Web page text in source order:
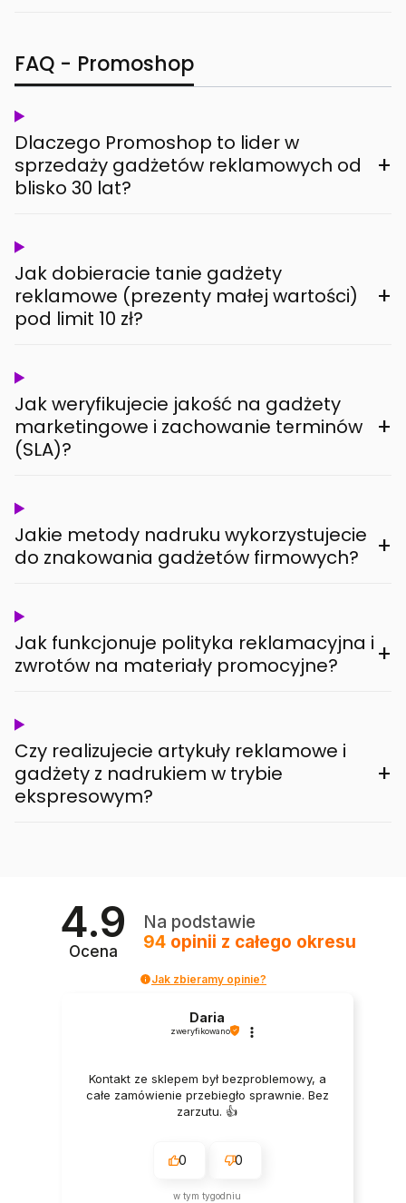
FAQ - Promoshop
Dlaczego Promoshop to lider w
sprzedaży gadżetów reklamowych od
blisko 30 lat?
+
Jak dobieracie tanie gadżety
reklamowe (prezenty małej wartości)
pod limit 10 zł?
+
Jak weryfikujecie jakość na gadżety
marketingowe i zachowanie terminów
(SLA)?
+
Jakie metody nadruku wykorzystujecie
do znakowania gadżetów firmowych?
+
Jak funkcjonuje polityka reklamacyjna i
zwrotów na materiały promocyjne?
+
Czy realizujecie artykuły reklamowe i
gadżety z nadrukiem w trybie
ekspresowym?
+
4.9
Ocena
Na podstawie
94 opinii z całego okresu
Jak zbieramy opinie?
Daria
zweryfikowano
Kontakt ze sklepem był bezproblemowy, a
całe zamówienie przebiegło sprawnie. Bez
zarzutu. 👍️
0 0
w tym tygodniu